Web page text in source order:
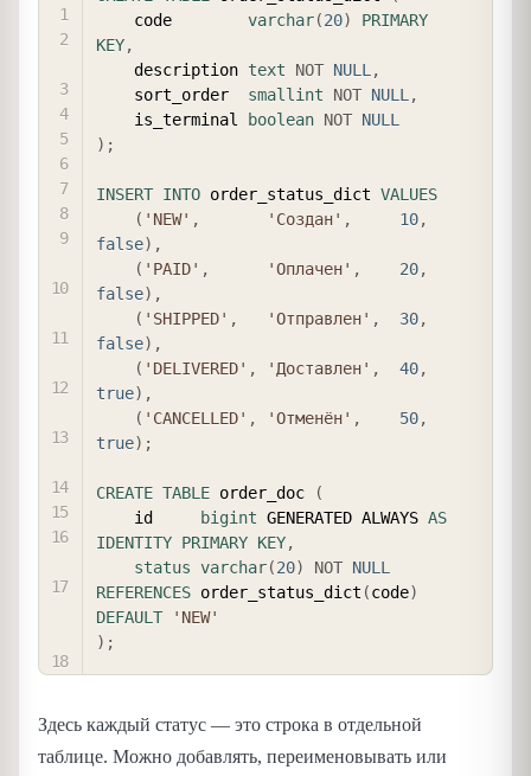
    code
varchar(20)
PRIMARY
KEY,
    description
text NOT NULL ,
    sort_order
smallint NOT NULL ,
    is_terminal
boolean NOT NULL
) ;
INSERT INTO order_status_dict VALUES
( 'NEW' , 'Создан' , 10,
false) ,
( 'PAID' , 'Оплачен' , 20,
false) ,
( 'SHIPPED' , 'Отправлен' , 30,
false) ,
( 'DELIVERED' , 'Доставлен' , 40,
true) ,
( 'CANCELLED' , 'Отменён' , 50,
true) ;
CREATE TABLE order_doc
(
    id
bigint GENERATED ALWAYS AS
IDENTITY PRIMARY KEY,
status varchar(20) NOT NULL
REFERENCES order_status_dict (code)
DEFAULT
'NEW'
) ;
Здесь каждый статус — это строка в отдельной
таблице. Можно добавлять, переименовывать или